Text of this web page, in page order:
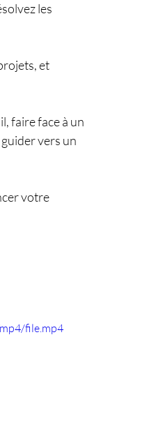
les
et
faire face à un
vers un
votre
file.mp4